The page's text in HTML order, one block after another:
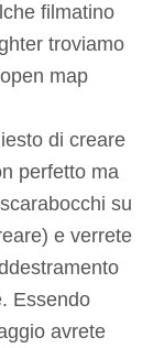
filmatino
troviamo
map
di creare
perfetto ma
su
e verrete
Essendo
avrete